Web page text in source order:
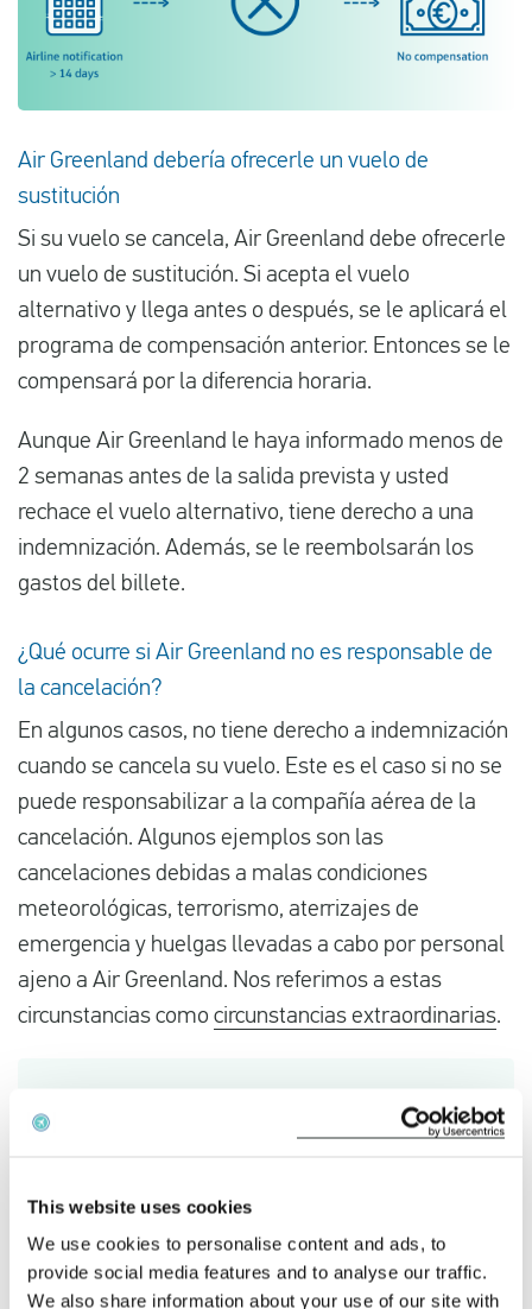
This website uses cookies
We use cookies to personalise content and ads, to
provide social media features and to analyse our traffic.
We also share information about your use of our site with
Air Greenland debería ofrecerle un vuelo de
sustitución
Si su vuelo se cancela, Air Greenland debe ofrecerle
un vuelo de sustitución. Si acepta el vuelo
alternativo y llega antes o después, se le aplicará el
programa de compensación anterior. Entonces se le
compensará por la diferencia horaria.
Aunque Air Greenland le haya informado menos de
2 semanas antes de la salida prevista y usted
rechace el vuelo alternativo, tiene derecho a una
indemnización. Además, se le reembolsarán los
gastos del billete.
¿Qué ocurre si Air Greenland no es responsable de
la cancelación?
En algunos casos, no tiene derecho a indemnización
cuando se cancela su vuelo. Este es el caso si no se
puede responsabilizar a la compañía aérea de la
cancelación. Algunos ejemplos son las
cancelaciones debidas a malas condiciones
meteorológicas, terrorismo, aterrizajes de
emergencia y huelgas llevadas a cabo por personal
ajeno a Air Greenland. Nos referimos a estas
circunstancias como circunstancias extraordinarias.